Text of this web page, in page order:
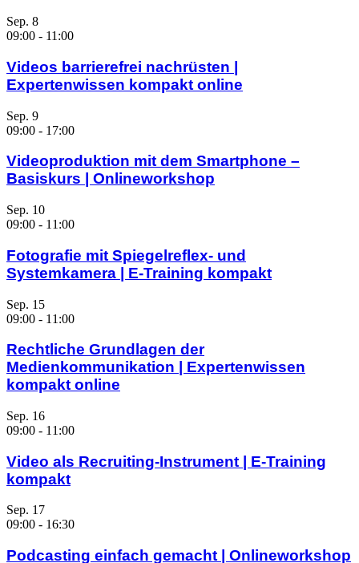
Sep. 8
09:00 - 11:00
Videos barrierefrei nachrüsten |
Expertenwissen kompakt online
Sep. 9
09:00 - 17:00
Videoproduktion mit dem Smartphone –
Basiskurs | Onlineworkshop
Sep. 10
09:00 - 11:00
Fotografie mit Spiegelreflex- und
Systemkamera | E-Training kompakt
Sep. 15
09:00 - 11:00
Rechtliche Grundlagen der
Medienkommunikation | Expertenwissen
kompakt online
Sep. 16
09:00 - 11:00
Video als Recruiting-Instrument | E-Training
kompakt
Sep. 17
09:00 - 16:30
Podcasting einfach gemacht | Onlineworkshop